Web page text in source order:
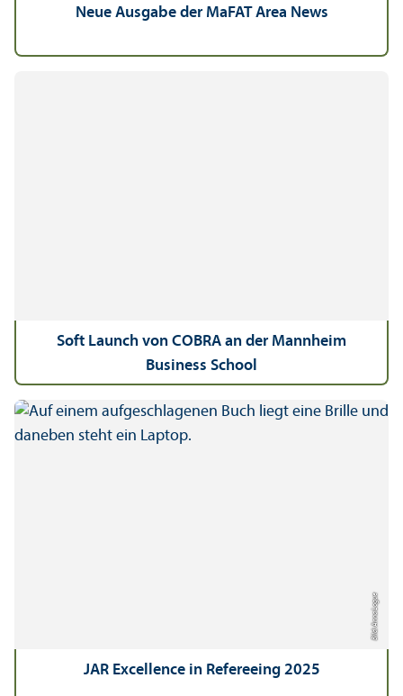
Neue Ausgabe der MaFAT Area News
Soft Launch von COBRA an der Mannheim
Business School
Bild: Anna Logue
JAR Excellence in Refereeing 2025